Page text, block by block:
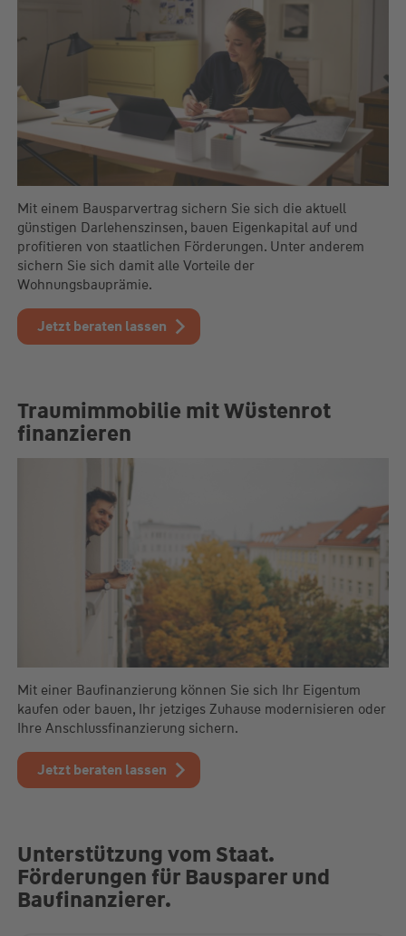
Mit einem Bausparvertrag sichern Sie sich die aktuell
günstigen Darlehenszinsen, bauen Eigenkapital auf und
profitieren von staatlichen Förderungen. Unter anderem
sichern Sie sich damit alle Vorteile der
Wohnungsbauprämie.
Jetzt beraten lassen
Traumimmobilie mit Wüstenrot
finanzieren
Mit einer Baufinanzierung können Sie sich Ihr Eigentum
kaufen oder bauen, Ihr jetziges Zuhause modernisieren oder
Ihre Anschlussfinanzierung sichern.
Jetzt beraten lassen
Unterstützung vom Staat.
Förderungen für Bausparer und
Baufinanzierer.